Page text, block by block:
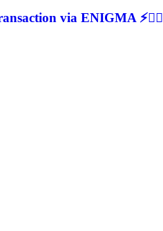
via ENIGMA ⚡🕵‍♂